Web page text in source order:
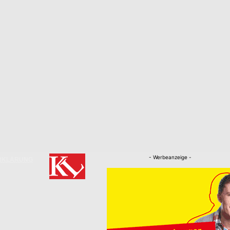
- Werbeanzeige -